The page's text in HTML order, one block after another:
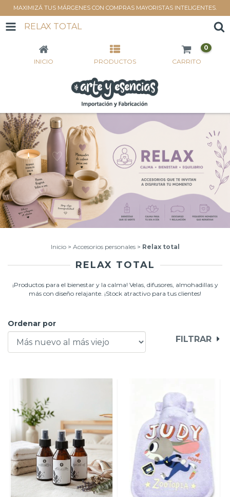
MAXIMIZÁ TUS MÁRGENES CON COMPRAS MAYORISTAS INTELIGENTES.
RELAX TOTAL
INICIO PRODUCTOS CARRITO
0
Inicio > Accesorios personales > Relax total
RELAX TOTAL
¡Productos para el bienestar y la calma! Velas, difusores, almohadillas y
más con diseño relajante. ¡Stock atractivo para tus clientes!
Ordenar por
FILTRAR